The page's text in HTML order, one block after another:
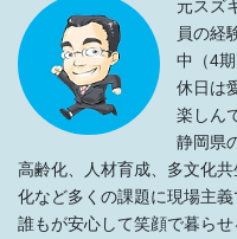
元スズ
員の経
中（4
休日は
楽しん
静岡県
高齢化、人材育成、多文化
化など多くの課題に現場主義
誰もが安心して笑顔で暮ら